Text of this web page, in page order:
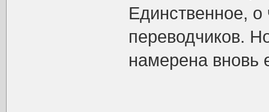
Единственное,
переводчиков.
намерена вновь